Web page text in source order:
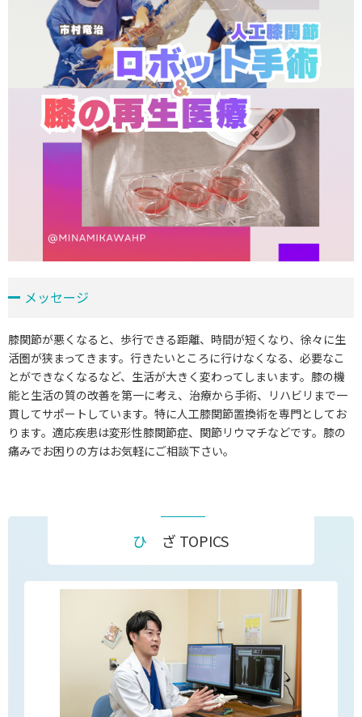
メッセージ
膝関節が悪くなると、歩行できる距離、時間が短くなり、徐々に生
活圏が狭まってきます。行きたいところに行けなくなる、必要なこ
とができなくなるなど、生活が大きく変わってしまいます。膝の機
能と生活の質の改善を第一に考え、治療から手術、リハビリまで一
貫してサポートしています。特に人工膝関節置換術を専門としてお
ります。適応疾患は変形性膝関節症、関節リウマチなどです。膝の
痛みでお困りの方はお気軽にご相談下さい。
ひ ざ TOPICS